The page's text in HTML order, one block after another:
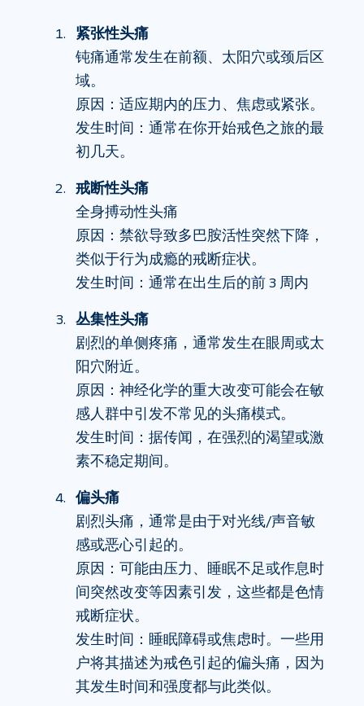
紧张性头痛
钝痛通常发生在前额、太阳穴或颈后区
域。
原因：适应期内的压力、焦虑或紧张。
发生时间：通常在你开始戒色之旅的最
初几天。
戒断性头痛
全身搏动性头痛
原因：禁欲导致多巴胺活性突然下降，
类似于行为成瘾的戒断症状。
发生时间：通常在出生后的前 3 周内
丛集性头痛
剧烈的单侧疼痛，通常发生在眼周或太
阳穴附近。
原因：神经化学的重大改变可能会在敏
感人群中引发不常见的头痛模式。
发生时间：据传闻，在强烈的渴望或激
素不稳定期间。
偏头痛
剧烈头痛，通常是由于对光线/声音敏
感或恶心引起的。
原因：可能由压力、睡眠不足或作息时
间突然改变等因素引发，这些都是色情
戒断症状。
发生时间：睡眠障碍或焦虑时。一些用
户将其描述为戒色引起的偏头痛，因为
其发生时间和强度都与此类似。